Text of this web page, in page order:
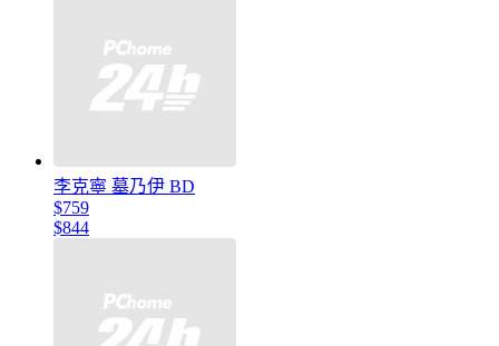
李克寧 墓乃伊 BD
$759
$844